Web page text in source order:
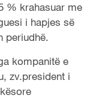
% krahasuar me
i hapjes së
periudhë.
kompanitë e
zv.president i